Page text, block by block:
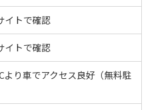
イトで確認
イトで確認
より車でアクセス良好（無料駐